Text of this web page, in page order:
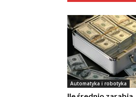
Automatyka i robotyka